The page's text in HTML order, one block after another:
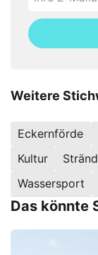
fill
this
Mailadresse:
Weitere
Eckernförde
Kultur
Wassersport
Das könnte